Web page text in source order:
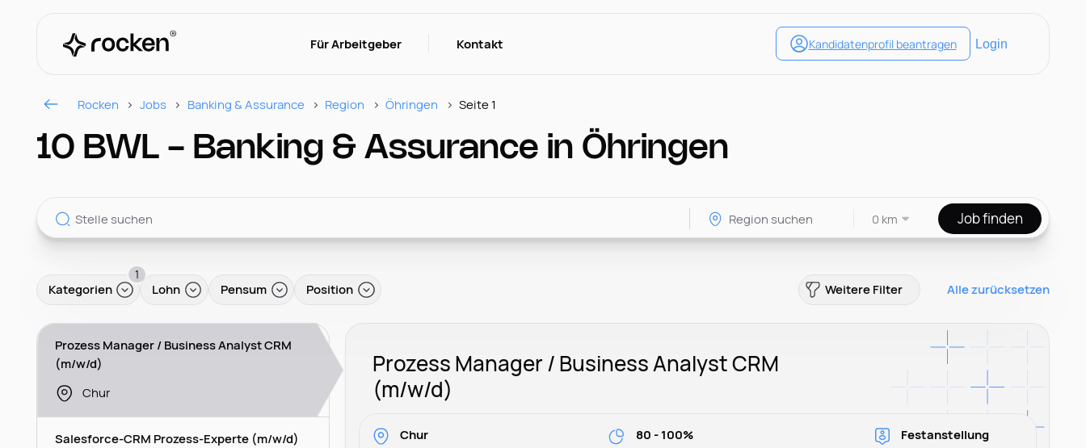
Für Arbeitgeber Kontakt
Rocken Jobs Banking & Assurance Region Öhringen Seite 1
10 BWL - Banking & Assurance in Öhringen
0 km Job finden
Kategorien
1
Lohn Pensum Position Weitere Filter Alle zurücksetzen
Prozess Manager / Business Analyst CRM
(m/w/d)
Chur
Salesforce-CRM Prozess-Experte (m/w/d)
Prozess Manager / Business Analyst CRM
(m/w/d)
Chur 80 - 100% Festanstellung